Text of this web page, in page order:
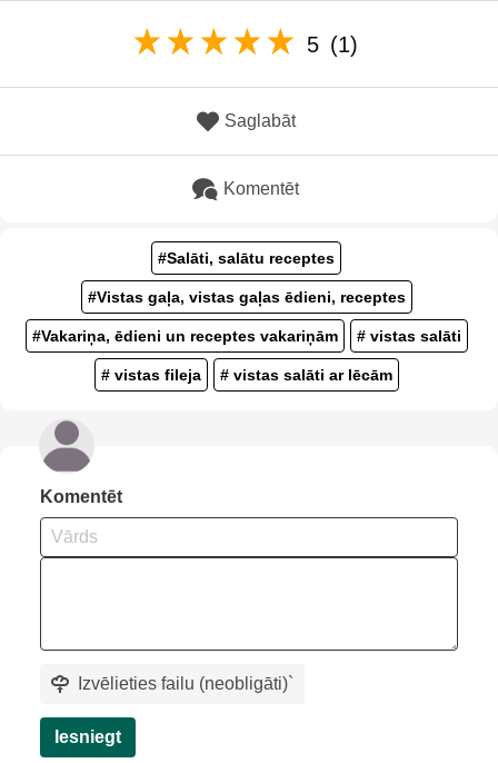
5 (1)
Saglabāt
Komentēt
#Salāti, salātu receptes
#Vistas gaļa, vistas gaļas ēdieni, receptes
#Vakariņa, ēdieni un receptes vakariņām # vistas salāti
# vistas fileja # vistas salāti ar lēcām
Komentēt
Izvēlieties failu (neobligāti)`
Iesniegt